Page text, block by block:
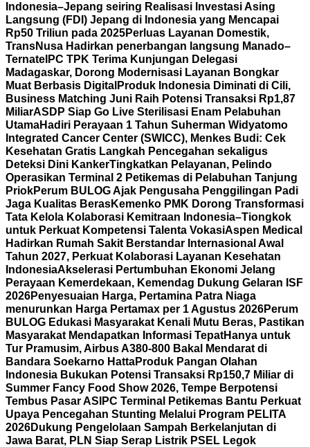
Indonesia–Jepang seiring Realisasi Investasi Asing
Langsung (FDI) Jepang di Indonesia yang Mencapai
Rp50 Triliun pada 2025Perluas Layanan Domestik,
TransNusa Hadirkan penerbangan langsung Manado–
Ternate IPC TPK Terima Kunjungan Delegasi
Madagaskar, Dorong Modernisasi Layanan Bongkar
Muat Berbasis Digital Produk Indonesia Diminati di Cili,
Business Matching Juni Raih Potensi Transaksi Rp1,87
MiliarASDP Siap Go Live Sterilisasi Enam Pelabuhan
UtamaHadiri Perayaan 1 Tahun Suherman Widyatomo
Integrated Cancer Center (SWICC), Menkes Budi: Cek
Kesehatan Gratis Langkah Pencegahan sekaligus
Deteksi Dini KankerTingkatkan Pelayanan, Pelindo
Operasikan Terminal 2 Petikemas di Pelabuhan Tanjung
PriokPerum BULOG Ajak Pengusaha Penggilingan Padi
Jaga Kualitas BerasKemenko PMK Dorong Transformasi
Tata Kelola Kolaborasi Kemitraan Indonesia–Tiongkok
untuk Perkuat Kompetensi Talenta VokasiAspen Medical
Hadirkan Rumah Sakit Berstandar Internasional Awal
Tahun 2027, Perkuat Kolaborasi Layanan Kesehatan
IndonesiaAkselerasi Pertumbuhan Ekonomi Jelang
Perayaan Kemerdekaan, Kemendag Dukung Gelaran ISF
2026Penyesuaian Harga, Pertamina Patra Niaga
menurunkan Harga Pertamax per 1 Agustus 2026Perum
BULOG Edukasi Masyarakat Kenali Mutu Beras, Pastikan
Masyarakat Mendapatkan Informasi TepatHanya untuk
Tur Pramusim, Airbus A380-800 Bakal Mendarat di
Bandara Soekarno HattaProduk Pangan Olahan
Indonesia Bukukan Potensi Transaksi Rp150,7 Miliar di
Summer Fancy Food Show 2026, Tempe Berpotensi
Tembus Pasar AS IPC Terminal Petikemas Bantu Perkuat
Upaya Pencegahan Stunting Melalui Program PELITA
2026Dukung Pengelolaan Sampah Berkelanjutan di
Jawa Barat, PLN Siap Serap Listrik PSEL Legok